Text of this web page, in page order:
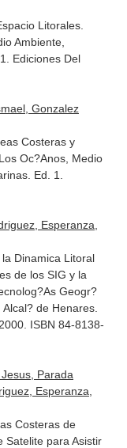
Litorales.
Ambiente,
Ediciones Del
Gonzalez
Costeras y
Oc?Anos, Medio
. Ed. 1.
Esperanza,
Dinamica Litoral
de los SIG y la
Geogr?
Alcal? de Henares.
ISBN 84-8138-
Parada
Esperanza,
Costeras de
Satelite para Asistir